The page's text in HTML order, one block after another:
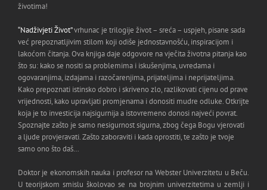
životima!
“Nadživjeti Život”vrhunac je trilogije život – sreća – uspjeh, pisane sada
već prepoznatljivim stilom koji odiše jednostavnošću, inspiracijom i
lakoćom čitanja. Ova knjiga daje odgovore na vječita životna pitanja kao
što su: kako se nositi sa problemima i iskušenjima, uvredama i
ogovaranjima, izdajama i razočarenjima, prijateljima i neprijateljima.
Kako prepoznati istinsko dobro i skriveno zlo, razlikovati cijenu od prave
vrijednosti, kako upravljati promjenama i donositi mudre odluke. Otkrijte
koja je to investicija najsigurnija a istovremeno donosi najveći povrat.
Spoznajte zašto je samo nesigurnost sigurna, zbog čega Bogu vjerovati
a ljude provjeravati. Zašto zaboraviti i kada oprostiti, te zašto je tvoje
samo ono što daš…
Doktor je ekonomskih nauka i profesor na Webster Univerzitetu u Beču.
U teorijskom smislu školovao se na brojnim univerzitetima u zemlji i